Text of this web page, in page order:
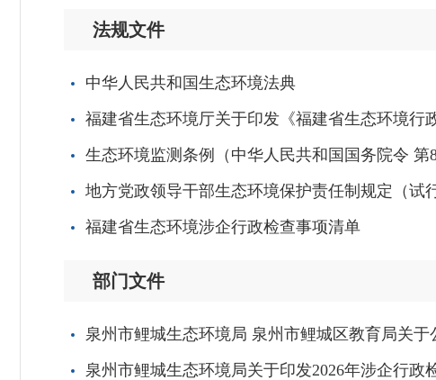
法规文件
中华人民共和国生态环境法典
福建省生态环境厅关于印发《福建省生态环境行
生态环境监测条例（中华人民共和国国务院令 第
地方党政领导干部生态环境保护责任制规定（试行
福建省生态环境涉企行政检查事项清单
部门文件
泉州市鲤城生态环境局 泉州市鲤城区教育局关
泉州市鲤城生态环境局关于印发2026年涉企行政